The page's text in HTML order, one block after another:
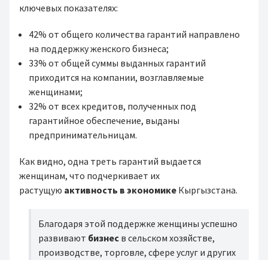
ключевых показателях:
42% от общего количества гарантий направлено
на поддержку женского бизнеса;
33% от общей суммы выданных гарантий
приходится на компании, возглавляемые
женщинами;
32% от всех кредитов, полученных под
гарантийное обеспечение, выданы
предпринимательницам.
Как видно, одна треть гарантий выдается
женщинам, что подчеркивает их
растущую активность в экономике Кыргызстана.
Благодаря этой поддержке женщины успешно
развивают бизнес в сельском хозяйстве,
производстве, торговле, сфере услуг и других